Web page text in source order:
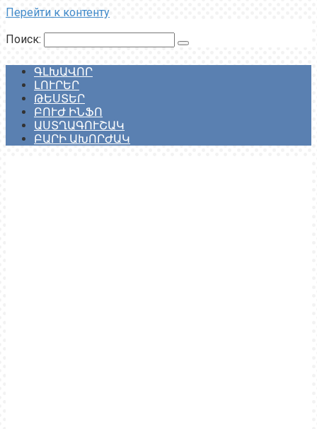
Перейти к контенту
Поиск:
ԳԼԽԱՎՈՐ
ԼՈՒՐԵՐ
ԹԵՍՏԵՐ
ԲՈՒԺ ԻՆՖՈ
ԱՍՏՂԱԳՈՒՇԱԿ
ԲԱՐԻ ԱԽՈՐԺԱԿ